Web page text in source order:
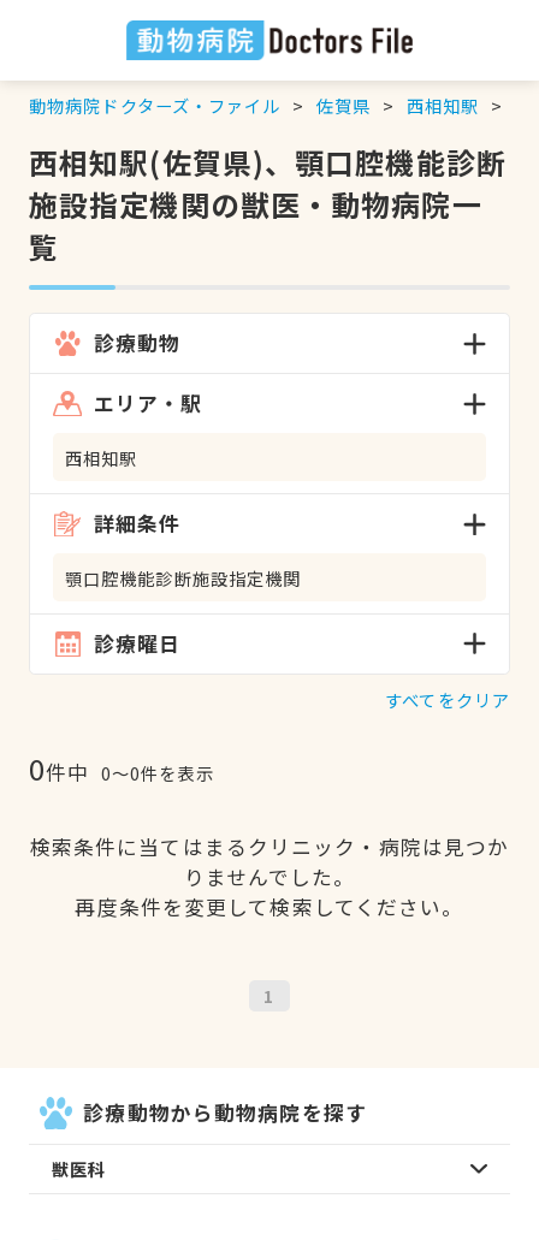
動物病院ドクターズ・ファイル 佐賀県 西相知駅
西相知駅(佐賀県)、顎口腔機能診断
施設指定機関の獣医・動物病院一
覧
診療動物
エリア・駅
西相知駅
詳細条件
顎口腔機能診断施設指定機関
診療曜日
すべてをクリア
0件中 0〜0件を表示
検索条件に当てはまるクリニック・病院は見つか
りませんでした。
再度条件を変更して検索してください。
1
診療動物から動物病院を探す
獣医科